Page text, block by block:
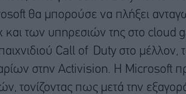
θα μπορούσε να πλήξει
και των υπηρεσιών της στο cloud
Call of Duty στο μέλλον,
στην Activision. Η Microsoft
τονίζοντας πως μετά την